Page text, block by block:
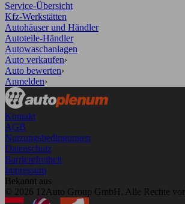
Service-Übersicht
Kfz-Werkstätten
Autohäuser und Händler
Autoteile-Händler
Autowaschanlagen
Auto verkaufen›
Auto bewerten›
Anmelden›
Kontakt
AGB
Nutzungsbedingungen
Datenschutz
Barrierefreiheit
Impressum
Bekannt aus
© 2026 12Auto Group GmbH. Alle Rechte